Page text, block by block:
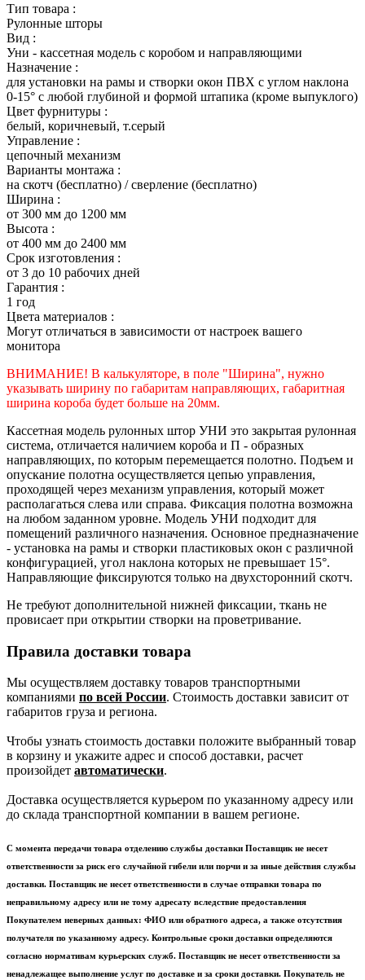
Тип товара :
Рулонные шторы
Вид :
Уни - кассетная модель с коробом и направляющими
Назначение :
для установки на рамы и створки окон ПВХ с углом наклона
0-15° с любой глубиной и формой штапика (кроме выпуклого)
Цвет фурнитуры :
белый, коричневый, т.серый
Управление :
цепочный механизм
Варианты монтажа :
на скотч (бесплатно) / сверление (бесплатно)
Ширина :
от 300 мм до 1200 мм
Высота :
от 400 мм до 2400 мм
Срок изготовления :
от 3 до 10 рабочих дней
Гарантия :
1 год
Цвета материалов :
Могут отличаться в зависимости от настроек вашего
монитора
ВНИМАНИЕ! В калькуляторе, в поле "Ширина", нужно
указывать ширину по габаритам направляющих, габаритная
ширина короба будет больше на 20мм.
Кассетная модель рулонных штор УНИ это закрытая рулонная
система, отличается наличием короба и П - образных
направляющих, по которым перемещается полотно. Подъем и
опускание полотна осуществляется цепью управления,
проходящей через механизм управления, который может
располагаться слева или справа. Фиксация полотна возможна
на любом заданном уровне. Модель УНИ подходит для
помещений различного назначения. Основное предназначение
- установка на рамы и створки пластиковых окон с различной
конфигурацией, угол наклона которых не превышает 15°.
Направляющие фиксируются только на двухсторонний скотч.
Не требуют дополнительной нижней фиксации, ткань не
провисает при открытии створки на проветривание.
Правила доставки товара
Мы осуществляем доставку товаров транспортными
компаниями по всей России. Стоимость доставки зависит от
габаритов груза и региона.
Чтобы узнать стоимость доставки положите выбранный товар
в корзину и укажите адрес и способ доставки, расчет
произойдет автоматически.
Доставка осуществляется курьером по указанному адресу или
до склада транспортной компании в вашем регионе.
С момента передачи товара отделению службы доставки Поставщик не несет
ответственности за риск его случайной гибели или порчи и за иные действия службы
доставки. Поставщик не несет ответственности в случае отправки товара по
неправильному адресу или не тому адресату вследствие предоставления
Покупателем неверных данных: ФИО или обратного адреса, а также отсутствия
получателя по указанному адресу. Контрольные сроки доставки определяются
согласно нормативам курьерских служб. Поставщик не несет ответственности за
ненадлежащее выполнение услуг по доставке и за сроки доставки. Покупатель не